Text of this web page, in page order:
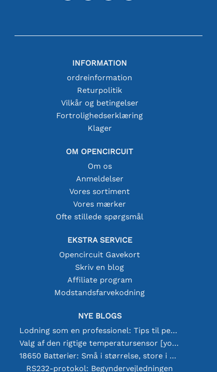
INFORMATION
ordreinformation
Returpolitik
Vilkår og betingelser
Fortrolighedserklæring
Klager
OM OPENCIRCUIT
Om os
Anmeldelser
Vores sortiment
Vores mærker
Ofte stillede spørgsmål
EKSTRA SERVICE
Opencircuit Gavekort
Skriv en blog
Affiliate program
Modstandsfarvekodning
NYE BLOGS
Lodning som en professionel: Tips til perfekte elektroniske forbindelser
Valg af den rigtige temperatursensor [youtube]
18650 Batterier: Små i størrelse, store i ydeevne
RS232-protokol: Begyndervejledningen